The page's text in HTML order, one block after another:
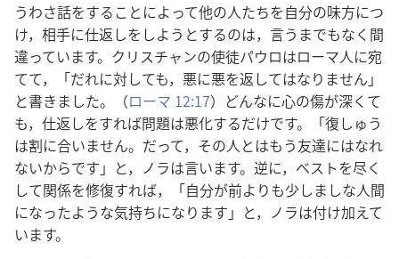
うわさ話をすることによって他の人たちを自分の味方につ
け，相手に仕返しをしようとするのは，言うまでもなく間
違っています。クリスチャンの使徒パウロはローマ人に宛
てて，「だれに対しても，悪に悪を返してはなりません」
と書きました。（ローマ 12:17）どんなに心の傷が深くて
も，仕返しをすれば問題は悪化するだけです。「復しゅう
は割に合いません。だって，その人とはもう友達にはなれ
ないからです」と，ノラは言います。逆に，ベストを尽く
して関係を修復すれば，「自分が前よりも少しましな人間
になったような気持ちになります」と，ノラは付け加えて
います。